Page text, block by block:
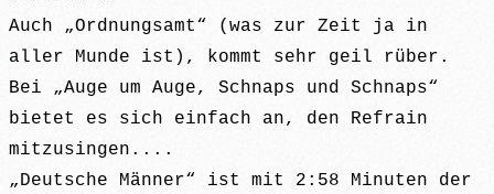
Auch „Ordnungsamt“ (was zur Zeit ja in
aller Munde ist), kommt sehr geil rüber.
Bei „Auge um Auge, Schnaps und Schnaps“
bietet es sich einfach an, den Refrain
mitzusingen....
„Deutsche Männer“ ist mit 2:58 Minuten der